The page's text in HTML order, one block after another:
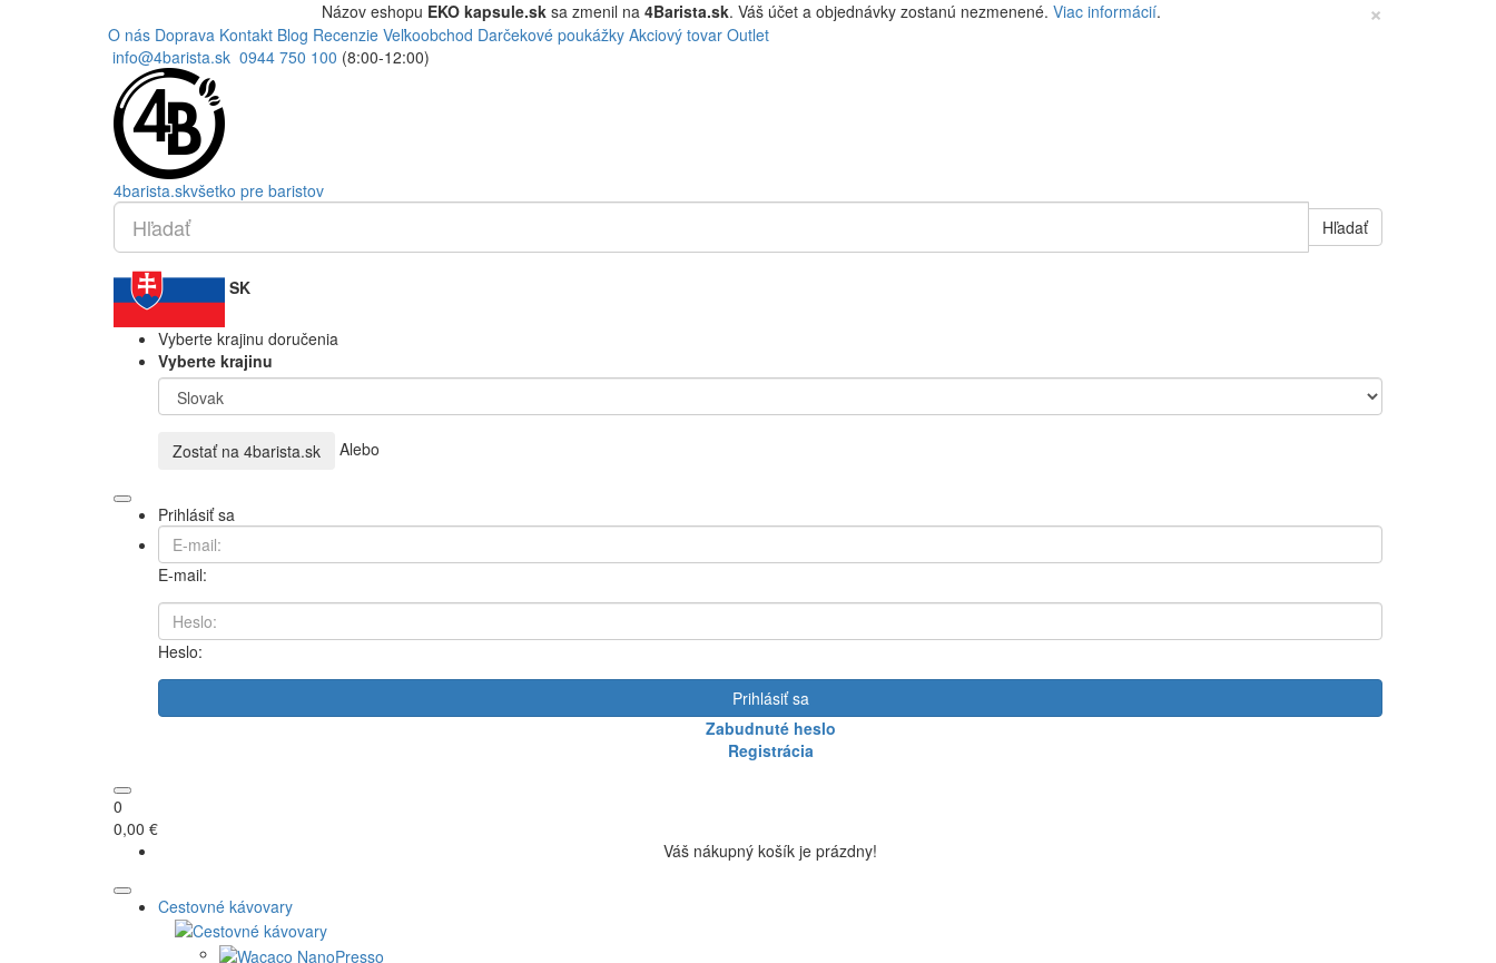
Názov eshopu EKO kapsule.sk sa zmenil na 4Barista.sk. Váš účet a objednávky zostanú nezmenené. Viac informácií. ×
O nás Doprava Kontakt Blog Recenzie Veľkoobchod Darčekové poukážky Akciový tovar Outlet
info@4barista.sk 0944 750 100 (8:00-12:00)
4barista.skvšetko pre baristov
Hľadať
SK
Vyberte krajinu doručenia
Vyberte krajinu
Zostať na 4barista.sk Alebo
Prihlásiť sa
E-mail:
Heslo:
Prihlásiť sa
Zabudnuté heslo
Registrácia
0
0,00 €
Váš nákupný košík je prázdny!
Cestovné kávovary